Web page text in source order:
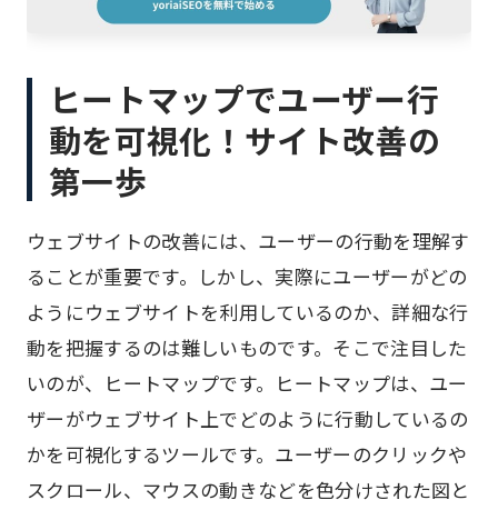
ヒートマップでユーザー行
動を可視化！サイト改善の
第一歩
ウェブサイトの改善には、ユーザーの行動を理解す
ることが重要です。しかし、実際にユーザーがどの
ようにウェブサイトを利用しているのか、詳細な行
動を把握するのは難しいものです。そこで注目した
いのが、ヒートマップです。ヒートマップは、ユー
ザーがウェブサイト上でどのように行動しているの
かを可視化するツールです。ユーザーのクリックや
スクロール、マウスの動きなどを色分けされた図と